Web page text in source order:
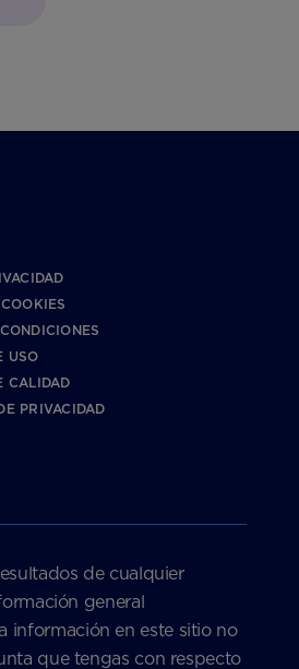
USO
CALIDAD
PRIVACIDAD
de cualquier
general
información en este sitio no
que tengas con respecto